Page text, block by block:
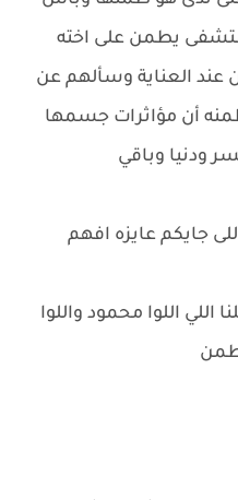
يطمن على اخته
عند العناية وسألهم عن
طمنه أن مؤاثرات جسمها
ودنيا وباقي
جايكم عايزه افهم
اللي اللوا محمود واللوا